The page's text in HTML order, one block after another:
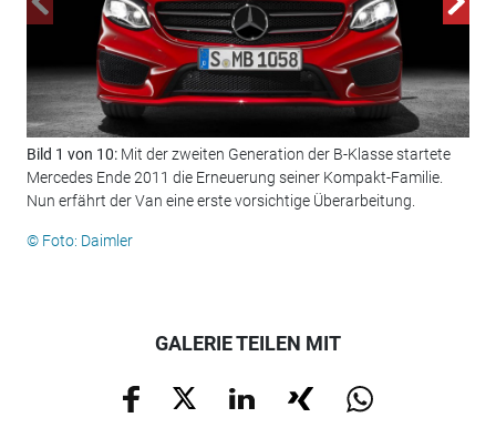
Bild 1 von 10: Mit der zweiten Generation der B-Klasse startete
Mercedes Ende 2011 die Erneuerung seiner Kompakt-Familie.
Nun erfährt der Van eine erste vorsichtige Überarbeitung.
© Foto: Daimler
GALERIE TEILEN MIT